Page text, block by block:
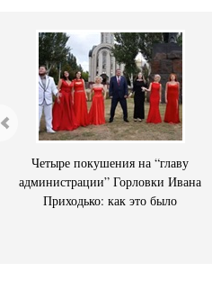
Четыре покушения на “главу
администрации” Горловки Ивана
Приходько: как это было